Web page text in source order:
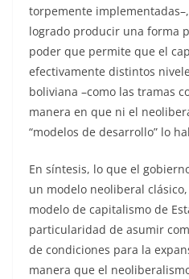
torpemente
logrado producir una forma
poder que permite que el
efectivamente distintos
boliviana –como las tramas
manera en que ni el
“modelos de desarrollo” lo
En síntesis, lo que el
un modelo neoliberal
modelo de capitalismo de
particularidad de asumir
de condiciones para la
manera que el